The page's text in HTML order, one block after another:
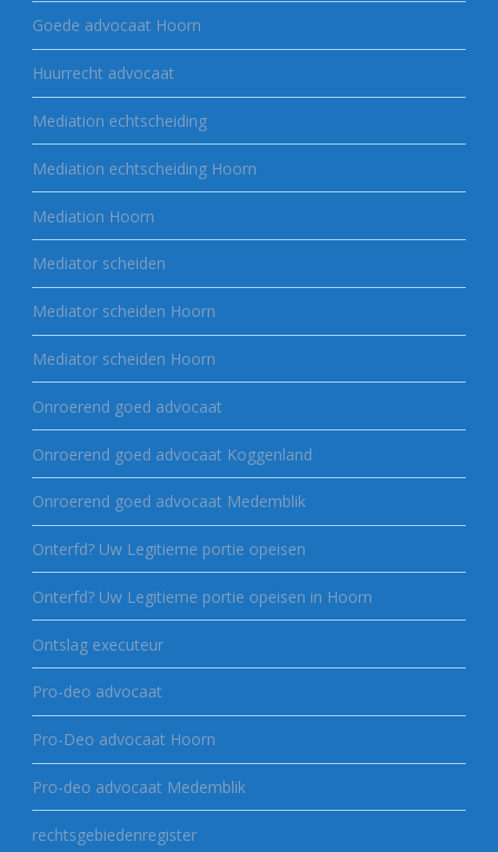
Goede advocaat Hoorn
Huurrecht advocaat
Mediation echtscheiding
Mediation echtscheiding Hoorn
Mediation Hoorn
Mediator scheiden
Mediator scheiden Hoorn
Mediator scheiden Hoorn
Onroerend goed advocaat
Onroerend goed advocaat Koggenland
Onroerend goed advocaat Medemblik
Onterfd? Uw Legitieme portie opeisen
Onterfd? Uw Legitieme portie opeisen in Hoorn
Ontslag executeur
Pro-deo advocaat
Pro-Deo advocaat Hoorn
Pro-deo advocaat Medemblik
rechtsgebiedenregister